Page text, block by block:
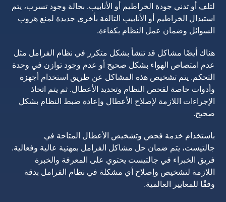
لتلف أو تدني جودة الخراطيم أو الأنابيب. بحالة وجود تسرب، يتم
استبدال الخراطيم أو الأنابيب التالفة بأخرى جديدة لمنع هروب
السوائل وضمان عمل النظام بكفاءة.
هناك أيضًا مشاكل قد تنشأ بشكل متكرر في نظام الفرامل مثل
عدم امتصاص الهواء بشكل صحيح أو عدم وجود توازن في وحدة
التحكم. يتم تشخيص هذه المشاكل عن طريق استخدام أجهزة
وأدوات خاصة لفحص النظام وتحديد الأعطال. ثم يتم اتخاذ
الإجراءات اللازمة لإصلاح الأعطال وإعادة ضبط النظام بشكل
صحيح.
باستخدام خدمة فحص وتشخيص الأعطال المتاحة في
جالتيست، يتم ضمان حل مشاكل الفرامل بمهنية عالية وفعالية.
فريق الخبراء في جالتيست يحتوي على المعرفة والخبرة
اللازمة لتشخيص وإصلاح أي مشكلة في نظام الفرامل بدقة
وفقًا للمعايير العالمية.